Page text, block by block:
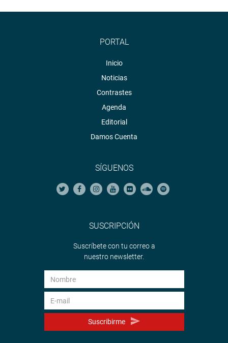
PORTAL
Inicio
Noticias
Contrastes
Agenda
Editorial
Damos Cuenta
SÍGUENOS
SUSCRIPCIÓN
Suscríbete con tu correo a
nuestro newsletter.
Suscribirme